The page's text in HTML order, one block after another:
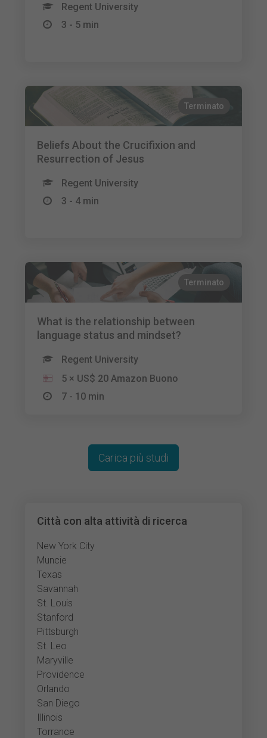
Regent University
3 - 5 min
Terminato
Beliefs About the Crucifixion and
Resurrection of Jesus
Regent University
3 - 4 min
Terminato
What is the relationship between
language status and mindset?
Regent University
5 × US$ 20 Amazon Buono
7 - 10 min
Città con alta attività di ricerca
New York City
Muncie
Texas
Savannah
St. Louis
Stanford
Pittsburgh
St. Leo
Maryville
Providence
Orlando
San Diego
Illinois
Torrance
Carica più studi